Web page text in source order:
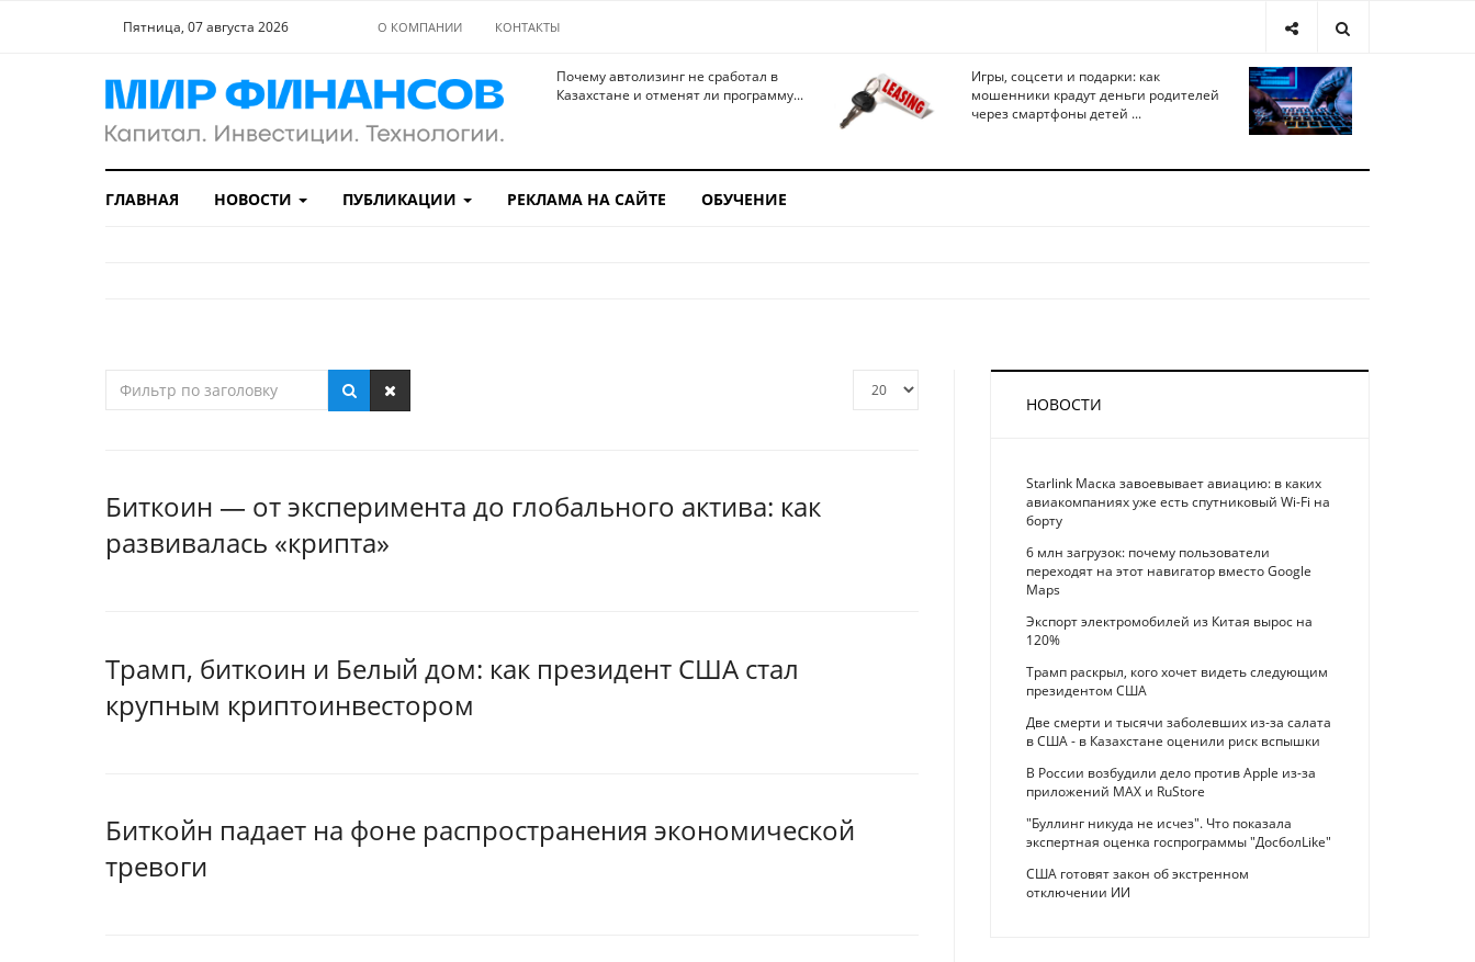
Пятница, 07 августа 2026 О КОМПАНИИ КОНТАКТЫ
Почему автолизинг не сработал в
Казахстане и отменят ли программу...
Игры, соцсети и подарки: как
мошенники крадут деньги родителей
через смартфоны детей ...
ГЛАВНАЯ НОВОСТИ ПУБЛИКАЦИИ РЕКЛАМА НА САЙТЕ ОБУЧЕНИЕ
Биткоин — от эксперимента до глобального актива: как
развивалась «крипта»
Трамп, биткоин и Белый дом: как президент США стал
крупным криптоинвестором
Биткойн падает на фоне распространения экономической
тревоги
НОВОСТИ
Starlink Маска завоевывает авиацию: в каких
авиакомпаниях уже есть спутниковый Wi-Fi на
борту
6 млн загрузок: почему пользователи
переходят на этот навигатор вместо Google
Maps
Экспорт электромобилей из Китая вырос на
120%
Трамп раскрыл, кого хочет видеть следующим
президентом США
Две смерти и тысячи заболевших из-за салата
в США - в Казахстане оценили риск вспышки
В России возбудили дело против Apple из-за
приложений MAX и RuStore
"Буллинг никуда не исчез". Что показала
экспертная оценка госпрограммы "ДосболLike"
США готовят закон об экстренном
отключении ИИ